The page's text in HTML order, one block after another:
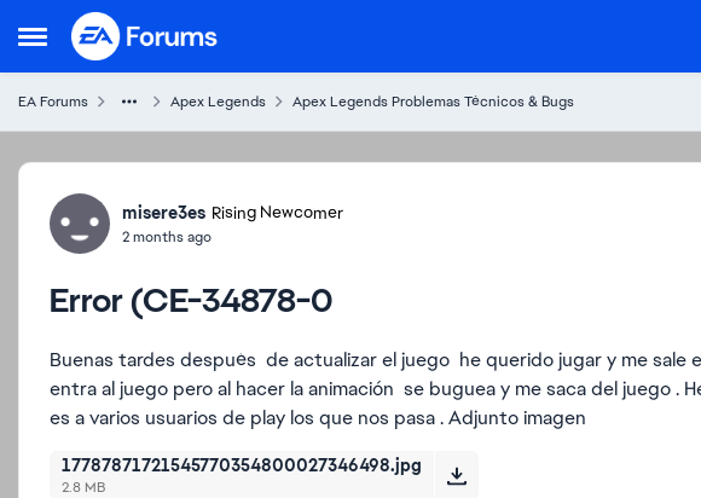
Open Side Menu
Skip to content
EA Forums Apex Legends Apex Legends Problemas Técnicos & Bugs
Forum Discussion
misere3es Rising Newcomer
2 months ago
Error (CE-34878-0
Buenas tardes después de actualizar el juego he querido jugar y me sale
entra al juego pero al hacer la animación se buguea y me saca del juego .
es a varios usuarios de play los que nos pasa . Adjunto imagen
17787871721545770354800027346498.jpg
2.8 MB